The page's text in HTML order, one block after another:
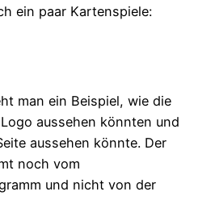
ein paar Kartenspiele:
man ein Beispiel, wie die
aussehen könnten und
aussehen könnte. Der
noch vom
und nicht von der